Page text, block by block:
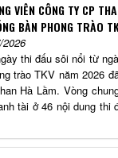
VIÊN CÔNG TY CP
BÀN PHONG TRÀO
2026
đấu sôi nổi từ ngày
trào TKV năm 2026
Hà Lầm. Vòng
tài ở 46 nội dung